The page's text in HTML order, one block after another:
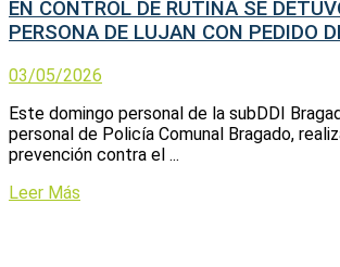
EN CONTROL DE RUTINA SE
PERSONA DE LUJAN CON PEDIDO
03/05/2026
Este domingo personal de la subDDI
personal de Policía Comunal Bragado,
prevención contra el ...
Leer Más